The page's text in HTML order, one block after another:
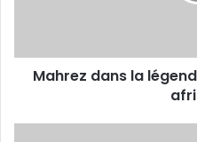
africain
Mahrez dans la